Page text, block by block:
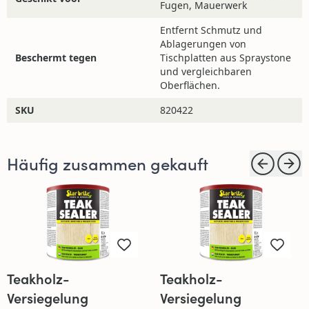
frei von Schmutz sind,
verwenden Sie anschließend den Spraystone-Protector
von Star Brite für optimalen Schutz.
Sollten Sie weitere Fragen haben, zögern Sie bitte nicht,
uns zu kontaktieren! Sie können uns per E-Mail
erreichen unter:info@4jahreszeitengartenmobel.de
Fugen, Mauerwerk
Beschermt tegen
Entfernt Schmutz und
Ablagerungen von
Tischplatten aus Spraystone
und vergleichbaren
Oberflächen.
SKU
820422
Häufig zusammen gekauft
Teakholz-
Versiegelung
Teakholz-
Versiegelung